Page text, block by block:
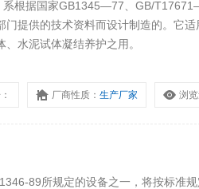
根据国家GB1345—77、GB/
提供的技术资料而设计制造的。它
水泥试体凝结养护之用。
厂商性质：生产厂家 浏
89所规定的设备之一，将按标准